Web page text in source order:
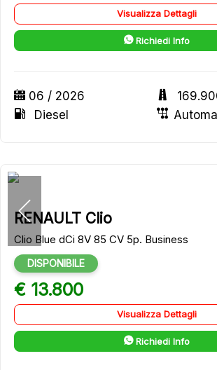
Visualizza Dettagli
Richiedi Info
06 / 2026
Diesel
RENAULT Clio
Clio Blue dCi 8V 85 CV 5p. Business
DISPONIBILE
€ 13.800
Visualizza Dettagli
Richiedi Info